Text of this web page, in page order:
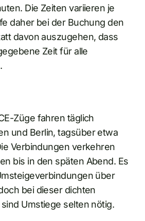
Die Zeiten variieren je
daher bei der Buchung den
davon auszugehen, dass
Zeit für alle
Züge fahren täglich
und Berlin, tagsüber etwa
Verbindungen verkehren
bis in den späten Abend. Es
über
bei dieser dichten
Umstiege selten nötig.